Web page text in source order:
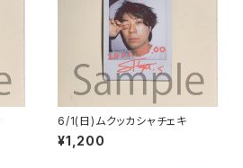
6/1(日)ムクッカシャチェキ
¥1,200